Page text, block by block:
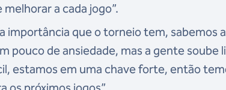
a cada jogo”.
importância que o torneio tem, sabemos
pouco de ansiedade, mas a gente soube
estamos em uma chave forte, então